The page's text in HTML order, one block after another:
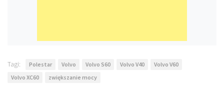
Tagi: Polestar Volvo Volvo S60 Volvo V40
Volvo V60
Volvo XC60
zwiększanie mocy